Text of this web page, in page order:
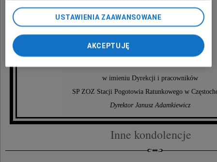
Rodzinie i Bliskim
serdeczne wyrazy współczucia
w imieniu Dyrekcji i pracowników
SP ZOZ Stacji Pogotowia Ratunkowego w
Dyrektor Janusz Adamkiewicz
Inne kondolencje
reklam i treści, badnie odbiorców i ulepszanie usług.
Lista Zaufanych Partnerów
USTAWIENIA ZAAWANSOWANE
AKCEPTUJĘ